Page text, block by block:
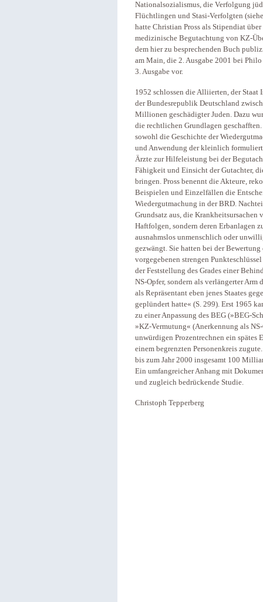
Nationalsozialismus, die Verfolgung
Flüchtlingen und Stasi-Verfolgten
hatte Christian Pross als Stipendiat
medizinische Begutachtung von KZ-
dem hier zu besprechenden Buch
am Main, die 2. Ausgabe 2001 bei
3. Ausgabe vor.
1952 schlossen die Alliierten, der
der Bundesrepublik Deutschland
Millionen geschädigter Juden. Dazu
die rechtlichen Grundlagen
sowohl die Geschichte der
und Anwendung der kleinlich
Ärzte zur Hilfeleistung bei der
Fähigkeit und Einsicht der Gutachter,
bringen. Pross benennt die Akteure,
Beispielen und Einzelfällen die
Wiedergutmachung in der BRD.
Grundsatz aus, die
Haftfolgen, sondern deren Erbanlagen
ausnahmslos unmenschlich oder
gezwängt. Sie hatten bei der
vorgegebenen strengen
der Feststellung des Grades einer
NS-Opfer, sondern als verlängerter
als Repräsentant eben jenes Staates
geplündert hatte« (S. 299). Erst 1965
zu einer Anpassung des BEG (»BEG-
»KZ-Vermutung« (Anerkennung als
unwürdigen Prozentrechnen ein spätes
einem begrenzten Personenkreis
bis zum Jahr 2000 insgesamt 100
Ein umfangreicher Anhang mit
und zugleich bedrückende Studie.
Christoph Tepperberg